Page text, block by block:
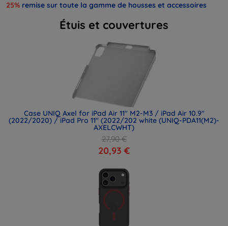
25% remise sur toute la gamme de housses et accessoires
Étuis et couvertures
Case UNIQ Axel for iPad Air 11" M2-M3 / iPad Air 10.9"
(2022/2020) / iPad Pro 11" (2022/202 white (UNIQ-PDA11(M2)-
AXELCWHT)
27,90 €
20,93 €